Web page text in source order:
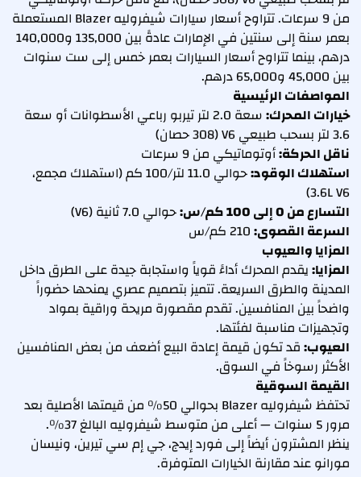
من 9 سرعات. تتراوح أسعار سيارات شيفروليه Blazer المستعملة
بعمر سنة إلى سنتين في الإمارات عادةً بين 135,000 و140,000
درهم، بينما تتراوح أسعار السيارات بعمر خمس إلى ست سنوات
بين 45,000 و65,000 درهم.
المواصفات الرئيسية
خيارات المحرك:
سعة 2.0 لتر تيربو رباعي الأسطوانات أو سعة
3.6 لتر بسحب طبيعي V6 (308 حصان)
ناقل الحركة:أوتوماتيكي من 9 سرعات
استهلاك الوقود:
حوالي 11.0 لتر/100 كم (استهلاك مجمع،
3.6L V6)
التسارع من 0 إلى 100 كم/س:
حوالي 7.0 ثانية (V6)
السرعة القصوى:210 كم/س
المزايا والعيوب
المزايا:يقدم المحرك أداءً قوياً واستجابة جيدة على الطرق داخل
المدينة والطرق السريعة. تتميز بتصميم عصري يمنحها حضوراً
واضحاً بين المنافسين. تقدم مقصورة مريحة وراقية بمواد
وتجهيزات مناسبة لفئتها.
العيوب:قد تكون قيمة إعادة البيع أضعف من بعض المنافسين
الأكثر رسوخاً في السوق.
القيمة السوقية
تحتفظ شيفروليه Blazer بحوالي 50% من قيمتها الأصلية بعد
مرور 5 سنوات — أعلى من متوسط شيفروليه البالغ 37%.
ينظر المشترون أيضاً إلى فورد إيدج، جي إم سي تيرين، ونيسان
مورانو عند مقارنة الخيارات المتوفرة.